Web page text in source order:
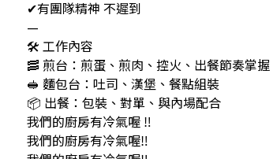
✔有團隊精神 不遲到
—
🛠 工作內容
🥓 煎台：煎蛋、煎肉、控火、出餐節奏掌握
🥪 麵包台：吐司、漢堡、餐點組裝
📦 出餐：包裝、對單、與內場配合
我們的廚房有冷氣喔 ‼️
我們的廚房有冷氣喔‼️